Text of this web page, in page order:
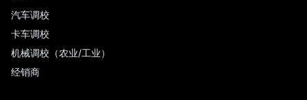
汽车调校
卡车调校
机械调校（农业/工业）
经销商